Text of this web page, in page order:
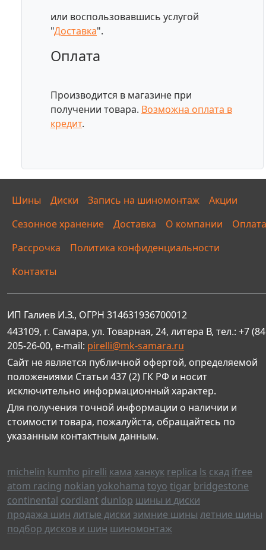
или воспользовавшись услугой
"Доставка".
Оплата
Производится в магазине при
получении товара. Возможна оплата в
кредит.
Шины Диски Запись на шиномонтаж
Акции
Сезонное хранение
Доставка О компании
Оплата
Рассрочка
Политика конфиденциальности
Контакты
ИП Галиев И.З., ОГРН 314631936700012
443109, г. Самара, ул. Товарная, 24, литера В, тел.: +7
205-26-00, e-mail: pirelli@mk-samara.ru
Сайт не является публичной офертой, определяемой
положениями Статьи 437 (2) ГК РФ и носит
исключительно информационный характер.
Для получения точной информации о наличии и
стоимости товара, пожалуйста, обращайтесь по
указанным контактным данным.
michelin kumho pirelli кама ханкук replica ls скад ifree
atom racing nokian yokohama toyo tigar bridgestone
continental cordiant dunlop шины и диски
продажа шин литые диски зимние шины летние шины
подбор дисков и шин шиномонтаж